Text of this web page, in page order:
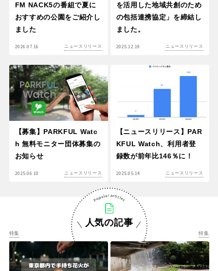
FM NACK5の番組で夏に
おすすめの公園をご紹介し
ました
2026.07.16 ニュースリリース
を活用した地域共創のため
の包括連携協定」を締結し
ました。
2025.12.19 ニュースリリース
【募集】PARKFUL Watc
h 無料モニター団体募集の
お知らせ
2025.06.10 ニュースリリース
【ニュースリリース】PAR
KFUL Watch、利用者登
録数が前年比146％に！
2025.05.14 ニュースリリース
人気の記事
特集 特集